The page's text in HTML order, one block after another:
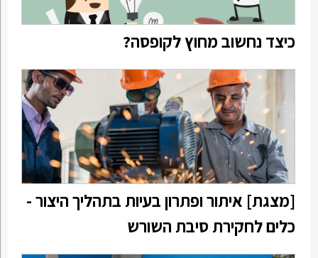
כיצד נחשוב מחוץ לקופסה?
[מצגת] איתור ופתרון בעיות בתהליך היצור -
כלים לחקירת סיבת השורש